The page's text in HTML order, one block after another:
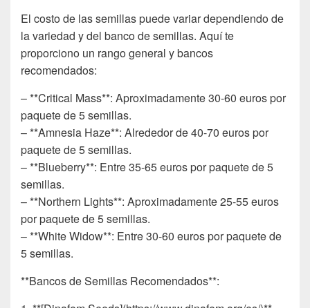
El costo de las semillas puede variar dependiendo de
la variedad y del banco de semillas. Aquí te
proporciono un rango general y bancos
recomendados:
– **Critical Mass**: Aproximadamente 30-60 euros por
paquete de 5 semillas.
– **Amnesia Haze**: Alrededor de 40-70 euros por
paquete de 5 semillas.
– **Blueberry**: Entre 35-65 euros por paquete de 5
semillas.
– **Northern Lights**: Aproximadamente 25-55 euros
por paquete de 5 semillas.
– **White Widow**: Entre 30-60 euros por paquete de
5 semillas.
**Bancos de Semillas Recomendados**: